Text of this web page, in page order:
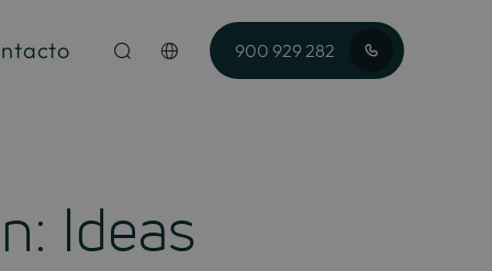
900 929 282
Ideas